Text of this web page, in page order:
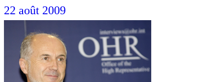
22 août 2009